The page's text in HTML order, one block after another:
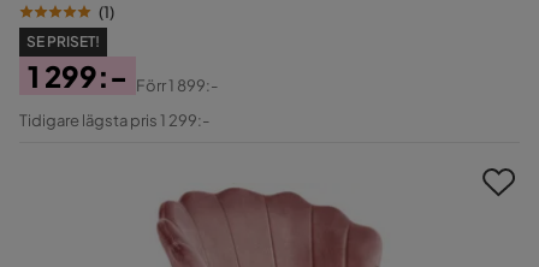
(1)
SE PRISET!
Pris
1 299:-
Original
Förr1 899:-
Tidigare lägsta pris 1 299:-